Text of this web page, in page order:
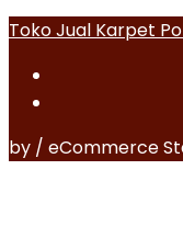
Toko Jual Karpet
by / eCommerce